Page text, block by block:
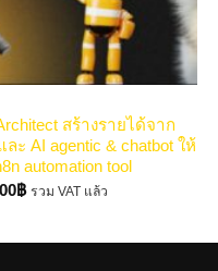
สร้างรายได้จาก
ะ AI agentic & chatbot ให้
automation tool
฿Current
รวม VAT แล้ว